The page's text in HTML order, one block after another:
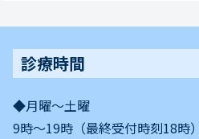
診療時間
◆月曜～土曜
9時〜19時（最終受付時刻18時）